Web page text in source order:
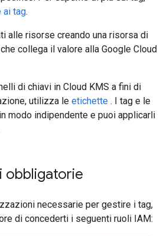
ai tag.
alle risorse creando una risorsa di
collega il valore alla Google Cloud
di chiavi in Cloud KMS a fini di
utilizza le etichette . I tag e le
modo indipendente e puoi applicarli
obbligatorie
necessarie per gestire i tag,
di concederti i seguenti ruoli IAM: